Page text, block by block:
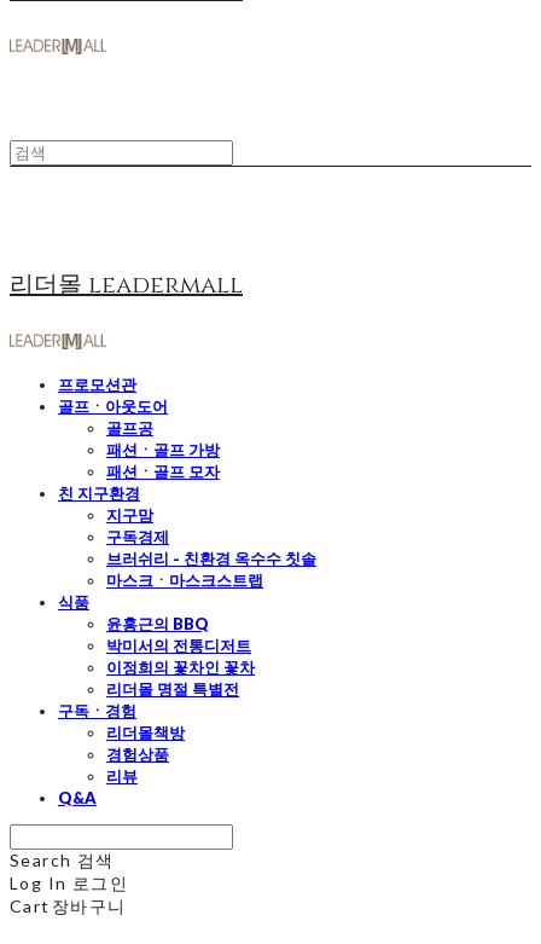
리더몰 leadermall
프로모션관
골프ㆍ아웃도어
골프공
패션ㆍ골프 가방
패션ㆍ골프 모자
친 지구환경
지구맘
구독경제
브러쉬리 - 친환경 옥수수 칫솔
마스크ㆍ마스크스트랩
식품
윤홍근의 BBQ
박미서의 전통디저트
이정희의 꽃차인 꽃차
리더몰 명절 특별전
구독ㆍ경험
리더몰책방
경험상품
리뷰
Q&A
Search 검색
Log In 로그인
Cart 장바구니